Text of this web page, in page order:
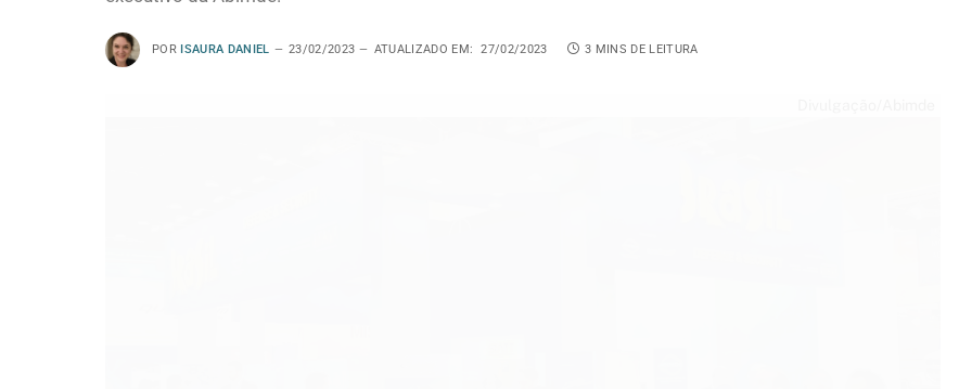
POR ISAURA DANIEL 23/02/2023 ATUALIZADO EM: 27/02/2023 3 MINS DE LEITURA